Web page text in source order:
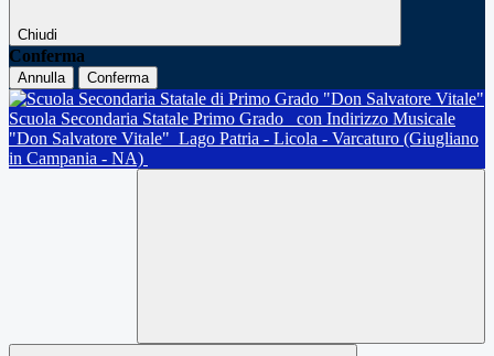
Chiudi
Conferma
Annulla Conferma
Scuola Secondaria Statale Primo Grado
con Indirizzo Musicale
"Don Salvatore Vitale" Lago Patria - Licola - Varcaturo (Giugliano
in Campania - NA)